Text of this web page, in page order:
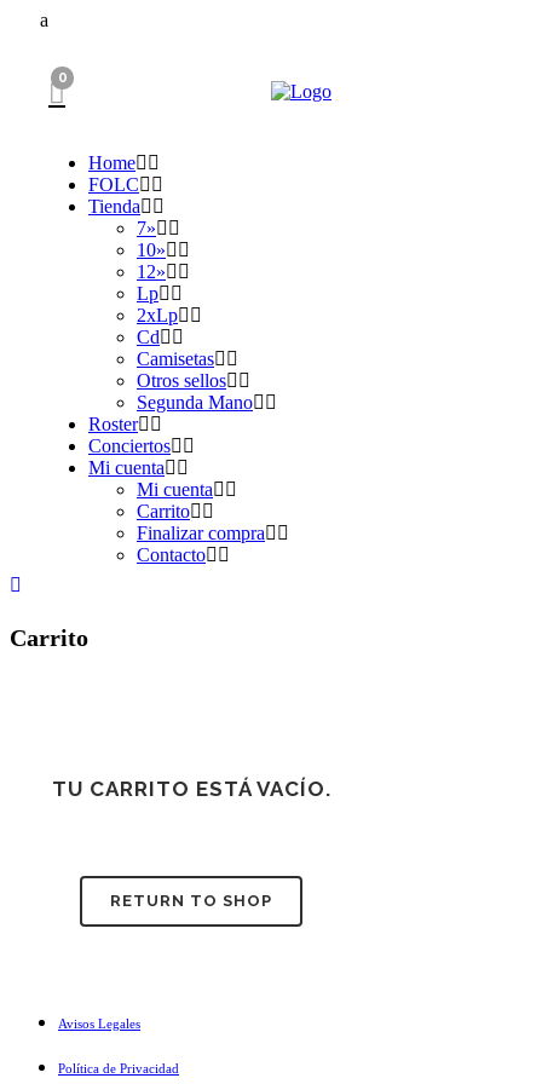
0
Home
FOLC
Tienda
7»
10»
12»
Lp
2xLp
Cd
Camisetas
Otros sellos
Segunda Mano
Roster
Conciertos
Mi cuenta
Mi cuenta
Carrito
Finalizar compra
Contacto
Carrito
TU CARRITO ESTÁ VACÍO.
RETURN TO SHOP
Avisos Legales
Política de Privacidad